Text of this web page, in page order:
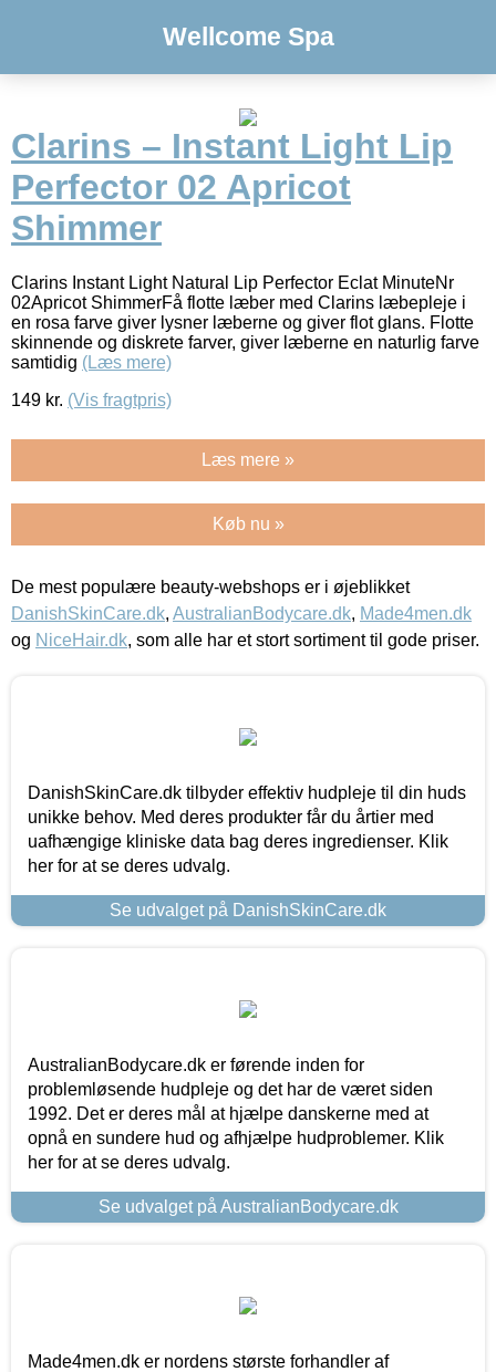
Wellcome Spa
Clarins – Instant Light Lip
Perfector 02 Apricot
Shimmer
Clarins Instant Light Natural Lip Perfector Eclat MinuteNr
02Apricot ShimmerFå flotte læber med Clarins læbepleje i
en rosa farve giver lysner læberne og giver flot glans. Flotte
skinnende og diskrete farver, giver læberne en naturlig farve
samtidig (Læs mere)
149 kr. (Vis fragtpris)
Læs mere »
Køb nu »
De mest populære beauty-webshops er i øjeblikket
DanishSkinCare.dk, AustralianBodycare.dk, Made4men.dk
og NiceHair.dk, som alle har et stort sortiment til gode priser.
DanishSkinCare.dk tilbyder effektiv hudpleje til din huds
unikke behov. Med deres produkter får du årtier med
uafhængige kliniske data bag deres ingredienser. Klik
her for at se deres udvalg.
Se udvalget på DanishSkinCare.dk
AustralianBodycare.dk er førende inden for
problemløsende hudpleje og det har de været siden
1992. Det er deres mål at hjælpe danskerne med at
opnå en sundere hud og afhjælpe hudproblemer. Klik
her for at se deres udvalg.
Se udvalget på AustralianBodycare.dk
Made4men.dk er nordens største forhandler af